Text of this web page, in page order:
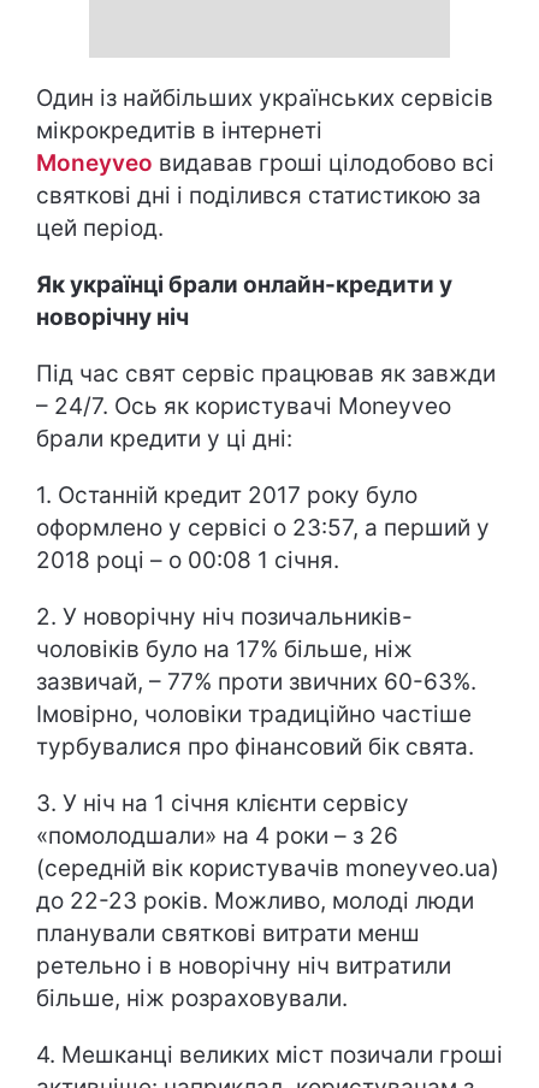
Один із найбільших українських сервісів
мікрокредитів в інтернеті
Moneyveo видавав гроші цілодобово всі
святкові дні і поділився статистикою за
цей період.
Як українці брали онлайн-кредити у
новорічну ніч
Під час свят сервіс працював як завжди
– 24/7. Ось як користувачі Moneyveo
брали кредити у ці дні:
1. Останній кредит 2017 року було
оформлено у сервісі о 23:57, а перший у
2018 році – о 00:08 1 січня.
2. У новорічну ніч позичальників-
чоловіків було на 17% більше, ніж
зазвичай, – 77% проти звичних 60-63%.
Імовірно, чоловіки традиційно частіше
турбувалися про фінансовий бік свята.
3. У ніч на 1 січня клієнти сервісу
«помолодшали» на 4 роки – з 26
(середній вік користувачів moneyveo.ua)
до 22-23 років. Можливо, молоді люди
планували святкові витрати менш
ретельно і в новорічну ніч витратили
більше, ніж розраховували.
4. Мешканці великих міст позичали гроші